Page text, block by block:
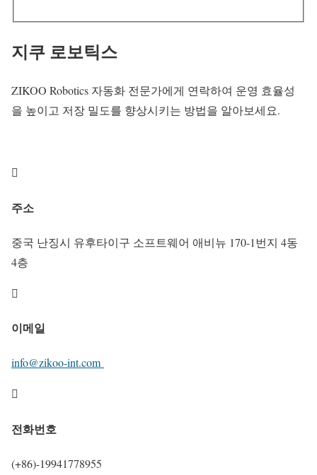
지쿠 로보틱스
ZIKOO Robotics 자동화 전문가에게 연락하여 운영 효율성
을 높이고 저장 밀도를 향상시키는 방법을 알아보세요.

주소
중국 난징시 유후타이구 소프트웨어 애비뉴 170-1번지 4동
4층

이메일
info@zikoo-int.com

전화번호
(+86)-19941778955